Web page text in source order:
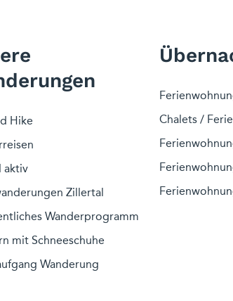
Hike
aktiv
Zillertal
Wanderprogramm
mit Schneeschuhe
Wanderung
Chalets /